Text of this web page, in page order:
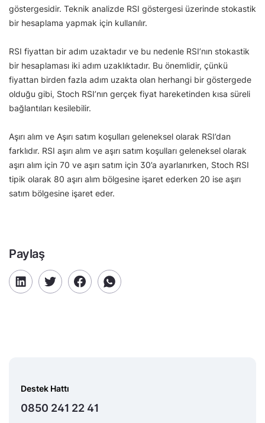
göstergesidir. Teknik analizde RSI göstergesi üzerinde stokastik
bir hesaplama yapmak için kullanılır.
RSI fiyattan bir adım uzaktadır ve bu nedenle RSI’nın stokastik
bir hesaplaması iki adım uzaklıktadır. Bu önemlidir, çünkü
fiyattan birden fazla adım uzakta olan herhangi bir göstergede
olduğu gibi, Stoch RSI’nın gerçek fiyat hareketinden kısa süreli
bağlantıları kesilebilir.
Aşırı alım ve Aşırı satım koşulları geleneksel olarak RSI’dan
farklıdır. RSI aşırı alım ve aşırı satım koşulları geleneksel olarak
aşırı alım için 70 ve aşırı satım için 30’a ayarlanırken, Stoch RSI
tipik olarak 80 aşırı alım bölgesine işaret ederken 20 ise aşırı
satım bölgesine işaret eder.
Paylaş
Destek Hattı
0850 241 22 41